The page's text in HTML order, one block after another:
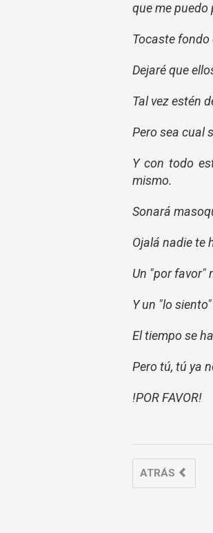
que me puedo
Tocaste fondo
Dejaré que
Tal vez estén
Pero sea cual
Y con todo
mismo.
Sonará
Ojalá nadie te
Un "por favor"
Y un "lo
El tiempo se
Pero tú, tú ya
!POR FAVOR!
ATRÁS